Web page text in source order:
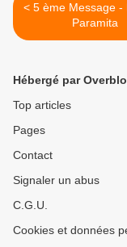
< 5 ème Message - Dhyana
Paramita
Hébergé par
Top articles
Pages
Contact
Signaler un abus
C.G.U.
Cookies et données